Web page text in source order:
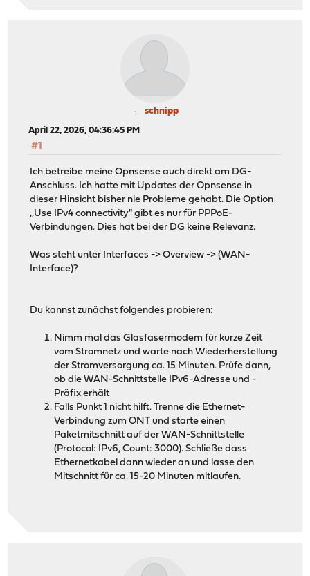
schnipp
April 22, 2026, 04:36:45 PM
#1
Ich betreibe meine Opnsense auch direkt am DG-
Anschluss. Ich hatte mit Updates der Opnsense in
dieser Hinsicht bisher nie Probleme gehabt. Die Option
,,Use IPv4 connectivity" gibt es nur für PPPoE-
Verbindungen. Dies hat bei der DG keine Relevanz.
Was steht unter Interfaces -> Overview -> (WAN-
Interface)?
Du kannst zunächst folgendes probieren:
Nimm mal das Glasfasermodem für kurze Zeit
vom Stromnetz und warte nach Wiederherstellung
der Stromversorgung ca. 15 Minuten. Prüfe dann,
ob die WAN-Schnittstelle IPv6-Adresse und -
Präfix erhält
Falls Punkt 1 nicht hilft. Trenne die Ethernet-
Verbindung zum ONT und starte einen
Paketmitschnitt auf der WAN-Schnittstelle
(Protocol: IPv6, Count: 3000). Schließe dass
Ethernetkabel dann wieder an und lasse den
Mitschnitt für ca. 15-20 Minuten mitlaufen.